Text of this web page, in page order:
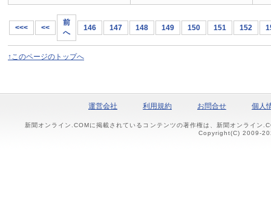
<<< <<
前
へ
146 147 148 149 150 151 152
↑このページのトップへ
運営会社 利用規約 お問合せ 個人
新聞オンライン.COMに掲載されているコンテンツの著作権は、新聞オンライン
Copyright(C) 2009-